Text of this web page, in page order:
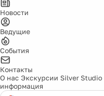
Новости
Ведущие
События
Контакты
О нас Экскурсии Silver Studio
информация